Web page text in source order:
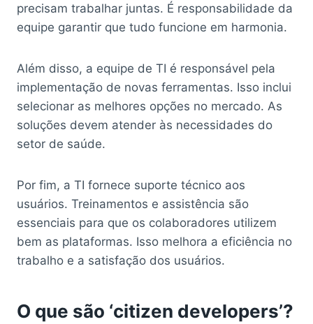
precisam trabalhar juntas. É responsabilidade da
equipe garantir que tudo funcione em harmonia.
Além disso, a equipe de TI é responsável pela
implementação de novas ferramentas. Isso inclui
selecionar as melhores opções no mercado. As
soluções devem atender às necessidades do
setor de saúde.
Por fim, a TI fornece suporte técnico aos
usuários. Treinamentos e assistência são
essenciais para que os colaboradores utilizem
bem as plataformas. Isso melhora a eficiência no
trabalho e a satisfação dos usuários.
O que são ‘citizen developers’?